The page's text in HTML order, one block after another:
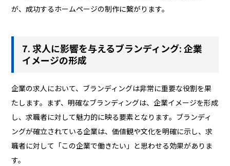
が、成功するホームページの制作に繋がります。
7. 求人に影響を与えるブランディング: 企業
イメージの形成
企業の求人において、ブランディングは非常に重要な役割を果
たします。まず、明確なブランディングは、企業イメージを形成
し、求職者に対して魅力的に映る要素となります。ブランディ
ングが確立されている企業は、価値観や文化を明確に示し、求
職者に対して「この企業で働きたい」と思わせる効果がありま
す。